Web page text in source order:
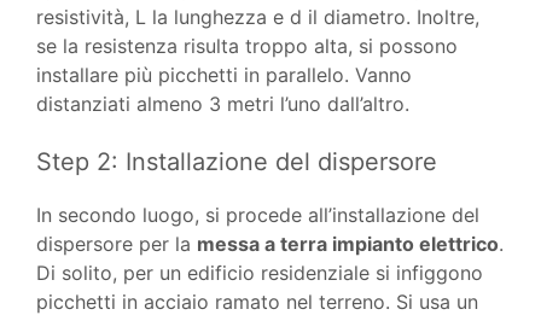
resistività, L la lunghezza e d il diametro. Inoltre,
se la resistenza risulta troppo alta, si possono
installare più picchetti in parallelo. Vanno
distanziati almeno 3 metri l’uno dall’altro.
Step 2: Installazione del dispersore
In secondo luogo, si procede all’installazione del
dispersore per la messa a terra impianto elettrico.
Di solito, per un edificio residenziale si infiggono
picchetti in acciaio ramato nel terreno. Si usa un